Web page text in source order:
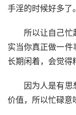
手淫的时候好多了
所以让自己忙起
实当你真正做一
长期闲着，会觉得
因为人是有思想
价值，所以忙碌意